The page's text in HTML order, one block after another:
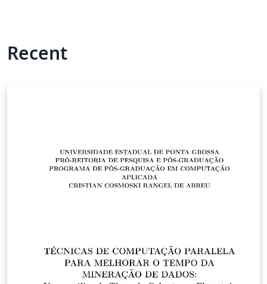
Recent